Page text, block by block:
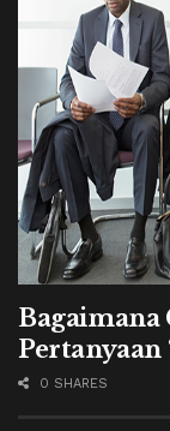
Bagaimana
Pertanyaan
0 SHARES